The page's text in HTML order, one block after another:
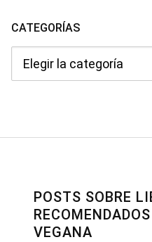
CATEGORÍAS
POSTS SOBRE
VEGANA